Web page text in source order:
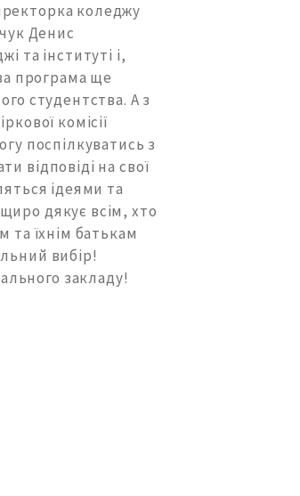
коледжу
Денис
та інституті і,
програма ще
студентства. А з
комісії
поспілкуватись з
відповіді на свої
ідеями та
дякує всім, хто
їхнім батькам
вибір!
закладу!